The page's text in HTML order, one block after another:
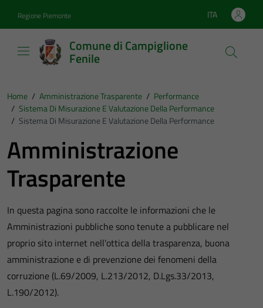
Regione Piemonte Lingua attiva:
ITA
Comune di Campiglione
Fenile
Home / Amministrazione Trasparente / Performance
/ Sistema Di Misurazione E Valutazione Della Performance
/ Sistema Di Misurazione E Valutazione Della Performance
Amministrazione
Trasparente
In questa pagina sono raccolte le informazioni che le
Amministrazioni pubbliche sono tenute a pubblicare nel
proprio sito internet nell’ottica della trasparenza, buona
amministrazione e di prevenzione dei fenomeni della
corruzione (L.69/2009, L.213/2012, D.Lgs.33/2013,
L.190/2012).